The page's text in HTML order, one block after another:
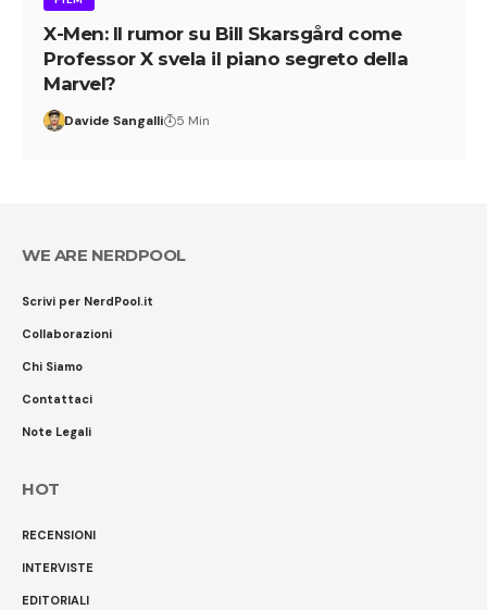
X-Men: Il rumor su Bill Skarsgård come
Professor X svela il piano segreto della
Marvel?
Davide Sangalli 5 Min
WE ARE NERDPOOL
Scrivi per NerdPool.it
Collaborazioni
Chi Siamo
Contattaci
Note Legali
HOT
RECENSIONI
INTERVISTE
EDITORIALI